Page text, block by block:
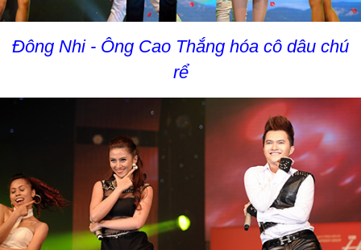
Đông Nhi - Ông Cao Thắng hóa cô dâu chú
rể